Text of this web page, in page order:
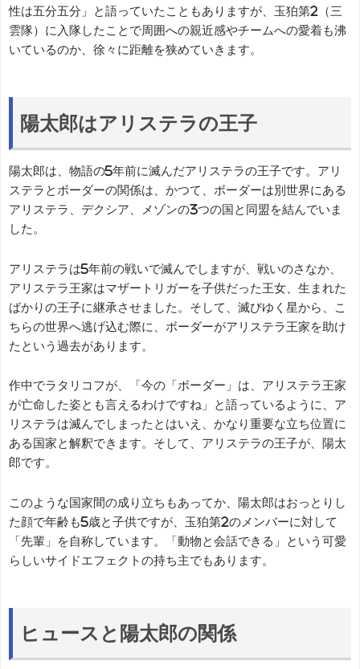
性は五分五分」と語っていたこともありますが、玉狛第2（三
雲隊）に入隊したことで周囲への親近感やチームへの愛着も沸
いているのか、徐々に距離を狭めていきます。
陽太郎はアリステラの王子
陽太郎は、物語の5年前に滅んだアリステラの王子です。アリ
ステラとボーダーの関係は、かつて、ボーダーは別世界にある
アリステラ、デクシア、メゾンの3つの国と同盟を結んでいま
した。
アリステラは5年前の戦いで滅んでしますが、戦いのさなか、
アリステラ王家はマザートリガーを子供だった王女、生まれた
ばかりの王子に継承させました。そして、滅びゆく星から、こ
ちらの世界へ逃げ込む際に、ボーダーがアリステラ王家を助け
たという過去があります。
作中でラタリコフが、「今の「ボーダー」は、アリステラ王家
が亡命した姿とも言えるわけですね」と語っているように、ア
リステラは滅んでしまったとはいえ、かなり重要な立ち位置に
ある国家と解釈できます。そして、アリステラの王子が、陽太
郎です。
このような国家間の成り立ちもあってか、陽太郎はおっとりし
た顔で年齢も5歳と子供ですが、玉狛第2のメンバーに対して
「先輩」を自称しています。「動物と会話できる」という可愛
らしいサイドエフェクトの持ち主でもあります。
ヒュースと陽太郎の関係